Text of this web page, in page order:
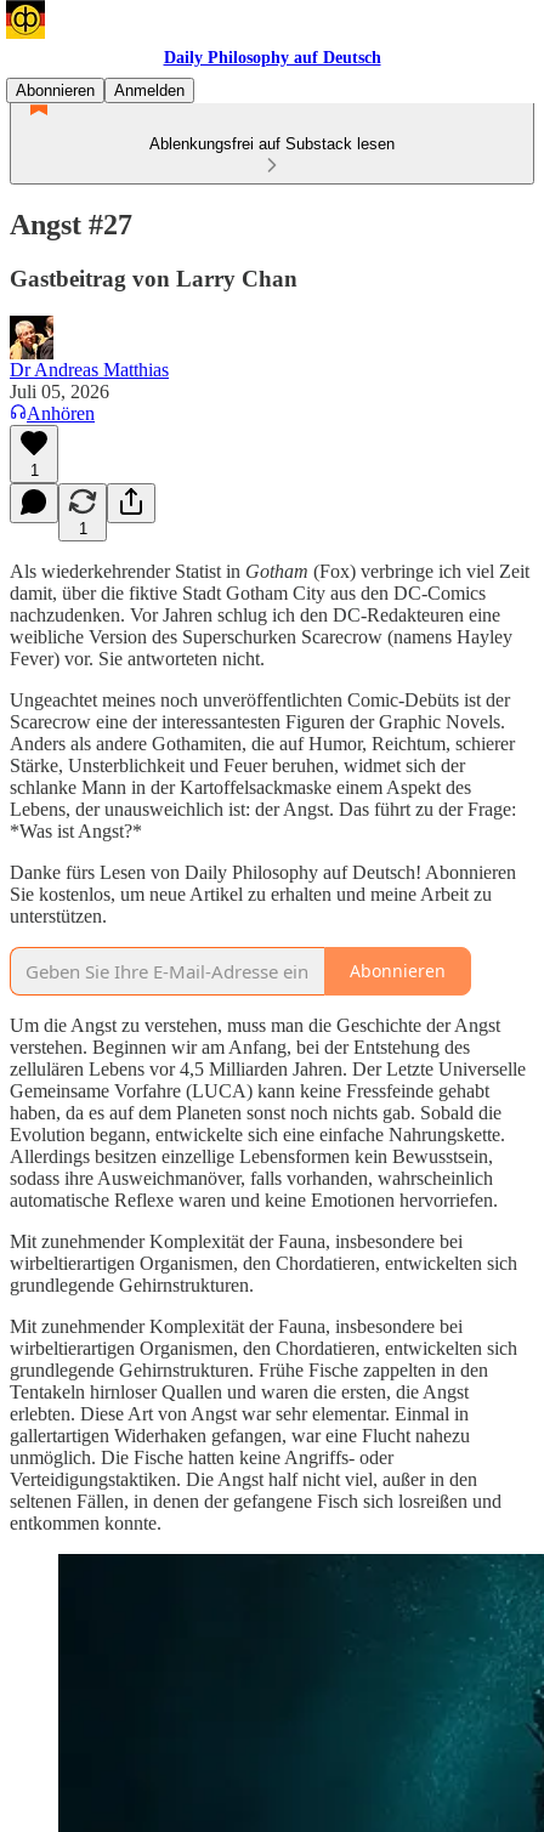
Daily Philosophy auf Deutsch
Abonnieren
Anmelden
Ablenkungsfrei auf Substack lesen
Angst #27
Gastbeitrag von Larry Chan
Dr Andreas Matthias
Juli 05, 2026
Anhören
1
1
Als wiederkehrender Statist in Gotham (Fox) verbringe ich viel Zeit
damit, über die fiktive Stadt Gotham City aus den DC-Comics
nachzudenken. Vor Jahren schlug ich den DC-Redakteuren eine
weibliche Version des Superschurken Scarecrow (namens Hayley
Fever) vor. Sie antworteten nicht.
Ungeachtet meines noch unveröffentlichten Comic-Debüts ist der
Scarecrow eine der interessantesten Figuren der Graphic Novels.
Anders als andere Gothamiten, die auf Humor, Reichtum, schierer
Stärke, Unsterblichkeit und Feuer beruhen, widmet sich der
schlanke Mann in der Kartoffelsackmaske einem Aspekt des
Lebens, der unausweichlich ist: der Angst. Das führt zu der Frage:
*Was ist Angst?*
Danke fürs Lesen von Daily Philosophy auf Deutsch! Abonnieren
Sie kostenlos, um neue Artikel zu erhalten und meine Arbeit zu
unterstützen.
Abonnieren
Um die Angst zu verstehen, muss man die Geschichte der Angst
verstehen. Beginnen wir am Anfang, bei der Entstehung des
zellulären Lebens vor 4,5 Milliarden Jahren. Der Letzte Universelle
Gemeinsame Vorfahre (LUCA) kann keine Fressfeinde gehabt
haben, da es auf dem Planeten sonst noch nichts gab. Sobald die
Evolution begann, entwickelte sich eine einfache Nahrungskette.
Allerdings besitzen einzellige Lebensformen kein Bewusstsein,
sodass ihre Ausweichmanöver, falls vorhanden, wahrscheinlich
automatische Reflexe waren und keine Emotionen hervorriefen.
Mit zunehmender Komplexität der Fauna, insbesondere bei
wirbeltierartigen Organismen, den Chordatieren, entwickelten sich
grundlegende Gehirnstrukturen.
Mit zunehmender Komplexität der Fauna, insbesondere bei
wirbeltierartigen Organismen, den Chordatieren, entwickelten sich
grundlegende Gehirnstrukturen. Frühe Fische zappelten in den
Tentakeln hirnloser Quallen und waren die ersten, die Angst
erlebten. Diese Art von Angst war sehr elementar. Einmal in
gallertartigen Widerhaken gefangen, war eine Flucht nahezu
unmöglich. Die Fische hatten keine Angriffs- oder
Verteidigungstaktiken. Die Angst half nicht viel, außer in den
seltenen Fällen, in denen der gefangene Fisch sich losreißen und
entkommen konnte.